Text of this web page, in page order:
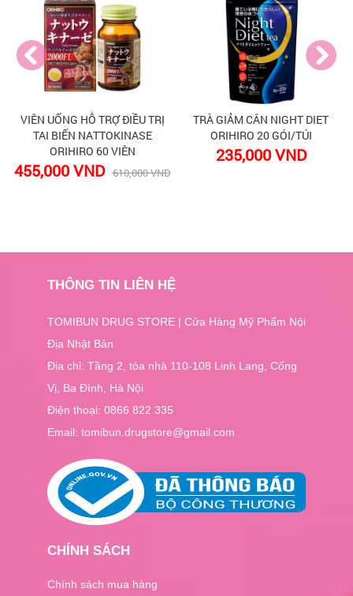
VIÊN UỐNG HỖ TRỢ ĐIỀU TRỊ
TAI BIẾN NATTOKINASE
ORIHIRO 60 VIÊN
455,000 VND 610,000 VND
TRÀ GIẢM CÂN NIGHT DIET
ORIHIRO 20 GÓI/TÚI
235,000 VND
THÔNG TIN LIÊN HỆ
TOMIBUN DRUG STORE | Cửa Hàng Mỹ Phẩm Nội
Địa Nhật Bản
Địa chỉ: Tầng 2, tòa nhà 110-108 Linh Lang, Cống
Vị, Ba Đình, Hà Nội
Điện thoại: 0866 822 335
Email: tomibun.drugstore@gmail.com
CHÍNH SÁCH
Chính sách mua hàng